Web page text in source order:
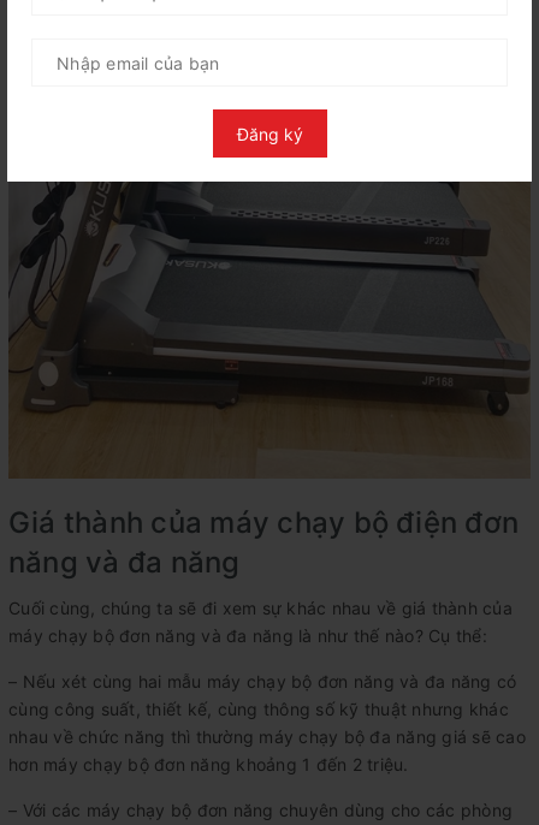
Đăng ký
Giá thành của máy chạy bộ điện đơn
năng và đa năng
Cuối cùng, chúng ta sẽ đi xem sự khác nhau về giá thành của
máy chạy bộ đơn năng và đa năng là như thế nào? Cụ thể:
– Nếu xét cùng hai mẫu máy chạy bộ đơn năng và đa năng có
cùng công suất, thiết kế, cùng thông số kỹ thuật nhưng khác
nhau về chức năng thì thường máy chạy bộ đa năng giá sẽ cao
hơn máy chạy bộ đơn năng khoảng 1 đến 2 triệu.
– Với các máy chạy bộ đơn năng chuyên dùng cho các phòng